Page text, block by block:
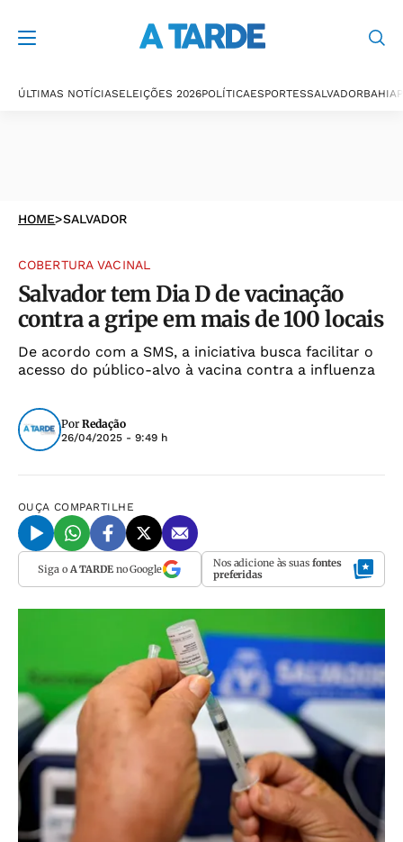
ÚLTIMAS NOTÍCIASELEIÇÕES 2026POLÍTICAESPORTESSALVADORBAHIA
HOME>SALVADOR
COBERTURA VACINAL
Salvador tem Dia D de vacinação
contra a gripe em mais de 100 locais
De acordo com a SMS, a iniciativa busca facilitar o
acesso do público-alvo à vacina contra a influenza
Por Redação
26/04/2025 - 9:49 h
OUÇA COMPARTILHE
Siga o A TARDEno Google Nos adicione às suas fontes
preferidas